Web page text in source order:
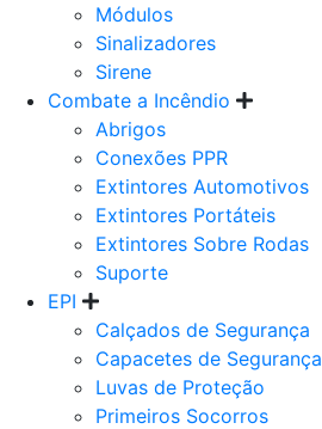
Módulos
Sinalizadores
Sirene
Combate a Incêndio
Abrigos
Conexões PPR
Extintores Automotivos
Extintores Portáteis
Extintores Sobre Rodas
Suporte
EPI
Calçados de Segurança
Capacetes de Segurança
Luvas de Proteção
Primeiros Socorros